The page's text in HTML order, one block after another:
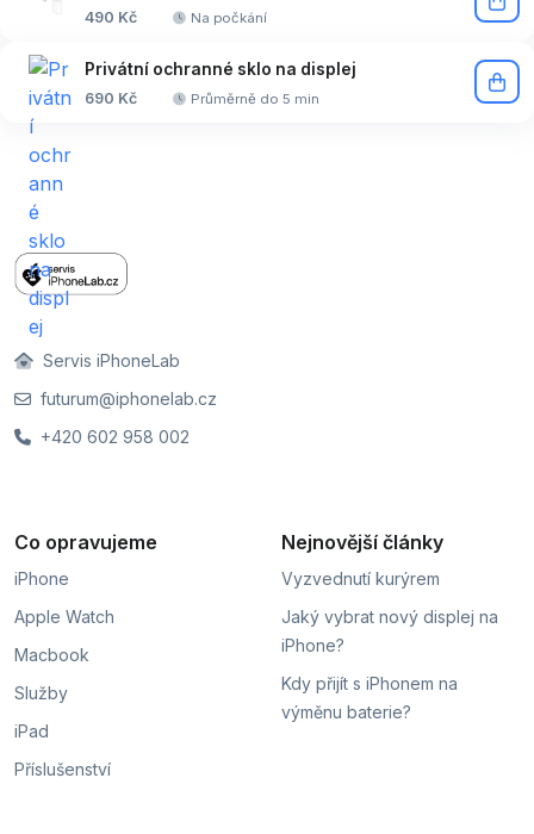
490 Kč Na počkání
Privátní ochranné sklo na displej
690 Kč Průměrně do 5 min
Servis iPhoneLab
futurum@iphonelab.cz
+420 602 958 002
Co opravujeme
iPhone
Apple Watch
Macbook
Služby
iPad
Příslušenství
Nejnovější články
Vyzvednutí kurýrem
Jaký vybrat nový displej na
iPhone?
Kdy přijít s iPhonem na
výměnu baterie?